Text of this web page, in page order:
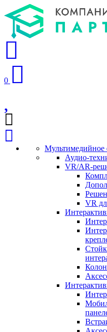
0
Мультимедийное
Аудио-
VR/AR-
VR